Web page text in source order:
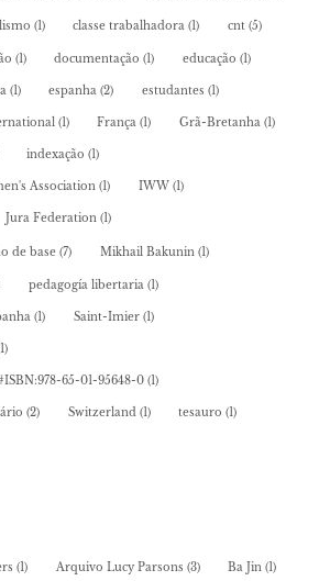
(1) classe trabalhadora (1) cnt (5)
(1) documentação (1) educação (1)
(1) espanha (2) estudantes (1)
(1) França (1) Grã-Bretanha (1)
indexação (1)
Association (1) IWW (1)
Jura Federation (1)
de base (7) Mikhail Bakunin (1)
pedagogía libertaria (1)
(1) Saint-Imier (1)
65-01-95648-0 (1)
(2) Switzerland (1) tesauro (1)
(1) Arquivo Lucy Parsons (3) Ba Jin (1)